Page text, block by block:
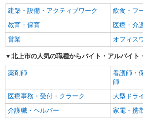
建築・設備・アクティブワーク
飲食・フ
教育・保育
医療・介
営業
オフィス
北上市の人気の職種からバイト・アルバイト
薬剤師
看護師・
師
医療事務・受付・クラーク
大型ドラ
介護職・ヘルパー
家電・携